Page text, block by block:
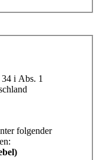
i Abs. 1
folgender